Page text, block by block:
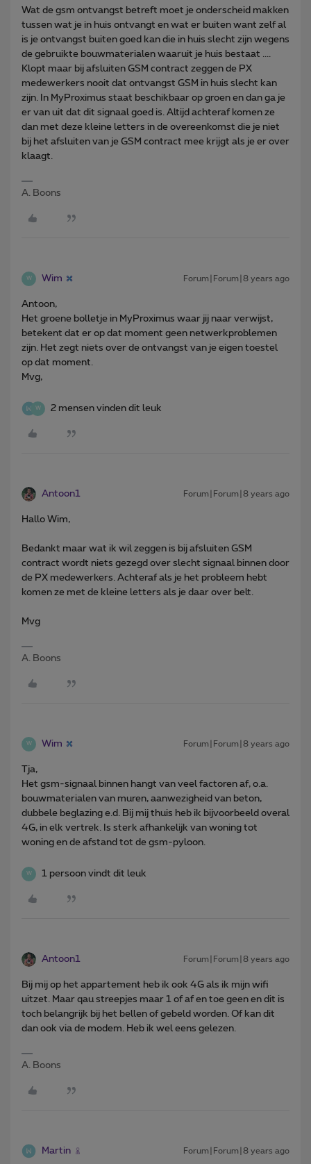
Wat de gsm ontvangst betreft moet je onderscheid makken
tussen wat je in huis ontvangt en wat er buiten want zelf al
is je ontvangst buiten goed kan die in huis slecht zijn wegens
de gebruikte bouwmaterialen waaruit je huis bestaat ....
Klopt maar bij afsluiten GSM contract zeggen de PX
medewerkers nooit dat ontvangst GSM in huis slecht kan
zijn. In MyProximus staat beschikbaar op groen en dan ga je
er van uit dat dit signaal goed is. Altijd achteraf komen ze
dan met deze kleine letters in de overeenkomst die je niet
bij het afsluiten van je GSM contract mee krijgt als je er over
klaagt.
A. Boons
W Wim Forum|Forum|8 years ago
Antoon,
Het groene bolletje in MyProximus waar jij naar verwijst,
betekent dat er op dat moment geen netwerkproblemen
zijn. Het zegt niets over de ontvangst van je eigen toestel
op dat moment.
Mvg,
W 2 mensen vinden dit leuk
Antoon1 Forum|Forum|8 years ago
Hallo Wim,
Bedankt maar wat ik wil zeggen is bij afsluiten GSM
contract wordt niets gezegd over slecht signaal binnen door
de PX medewerkers. Achteraf als je het probleem hebt
komen ze met de kleine letters als je daar over belt.
Mvg
A. Boons
W Wim Forum|Forum|8 years ago
Tja,
Het gsm-signaal binnen hangt van veel factoren af, o.a.
bouwmaterialen van muren, aanwezigheid van beton,
dubbele beglazing e.d. Bij mij thuis heb ik bijvoorbeeld overal
4G, in elk vertrek. Is sterk afhankelijk van woning tot
woning en de afstand tot de gsm-pyloon.
W 1 persoon vindt dit leuk
Antoon1 Forum|Forum|8 years ago
Bij mij op het appartement heb ik ook 4G als ik mijn wifi
uitzet. Maar qau streepjes maar 1 of af en toe geen en dit is
toch belangrijk bij het bellen of gebeld worden. Of kan dit
dan ook via de modem. Heb ik wel eens gelezen.
A. Boons
Martin Forum|Forum|8 years ago